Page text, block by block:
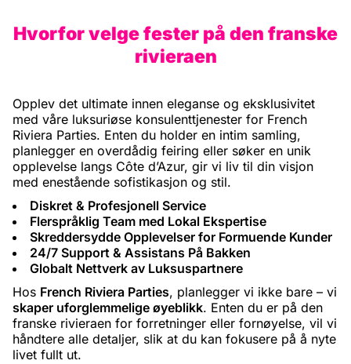
Hvorfor velge fester på den franske
rivieraen
Opplev det ultimate innen eleganse og eksklusivitet
med våre luksuriøse konsulenttjenester for French
Riviera Parties. Enten du holder en intim samling,
planlegger en overdådig feiring eller søker en unik
opplevelse langs Côte d’Azur, gir vi liv til din visjon
med enestående sofistikasjon og stil.
Diskret & Profesjonell Service
Flerspråklig Team med Lokal Ekspertise
Skreddersydde Opplevelser for Formuende Kunder
24/7 Support & Assistans På Bakken
Globalt Nettverk av Luksuspartnere
Hos French Riviera Parties, planlegger vi ikke bare – vi
skaper uforglemmelige øyeblikk. Enten du er på den
franske rivieraen for forretninger eller fornøyelse, vil vi
håndtere alle detaljer, slik at du kan fokusere på å nyte
livet fullt ut.